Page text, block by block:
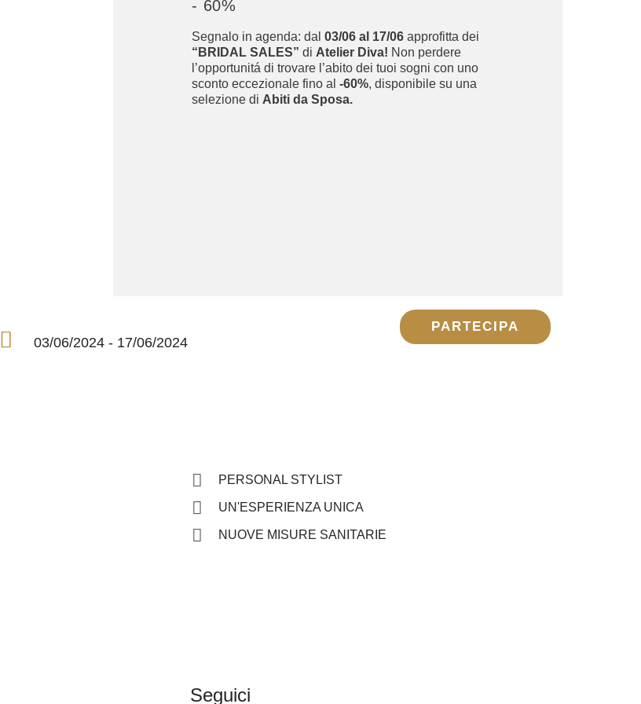
- 60%
Segnalo in agenda: dal 03/06 al 17/06 approfitta dei
“BRIDAL SALES” di Atelier Diva! Non perdere
l’opportunitá di trovare l’abito dei tuoi sogni con uno
sconto eccezionale fino al -60%, disponibile su una
selezione di Abiti da Sposa.
03/06/2024 - 17/06/2024
PARTECIPA
PERSONAL STYLIST
UN'ESPERIENZA UNICA
NUOVE MISURE SANITARIE
Seguici